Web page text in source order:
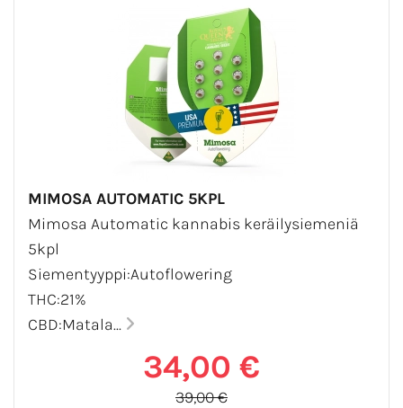
MIMOSA AUTOMATIC 5KPL
Mimosa Automatic kannabis keräilysiemeniä
5kpl
Siementyyppi:Autoflowering
THC:21%
CBD:Matala...
34,00 €
39,00 €